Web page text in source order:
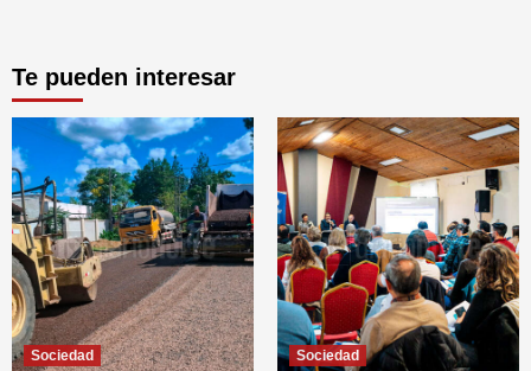
Te pueden interesar
Sociedad Sociedad